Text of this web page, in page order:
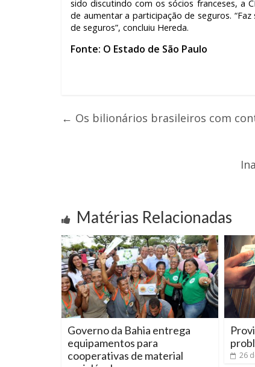
sido discutindo com os sócios franceses, a
de aumentar a participação de seguros.
de seguros”, concluiu Hereda.
Fonte: O Estado de São Paulo
← Os bilionários brasileiros com
Matérias Relacionadas
Governo da Bahia entrega
equipamentos para
cooperativas de material
26